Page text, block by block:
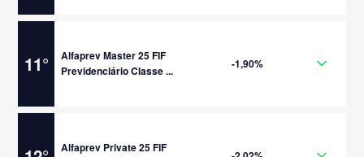
11°
Alfaprev Master 25 FIF
Previdenciário Classe ...
-1,90%
Alfaprev Private 25 FIF